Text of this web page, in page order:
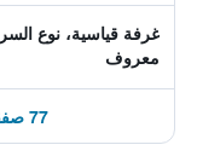
غرفة قياسية، نوع
معروف
77 صفقة إضافية ابتداءً من 173 ﷼